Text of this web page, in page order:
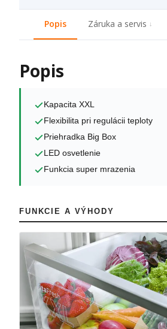
Popis Záruka a servis
Popis
Kapacita XXL
Flexibilita pri regulácii teploty
Priehradka Big Box
LED osvetlenie
Funkcia super mrazenia
FUNKCIE A VÝHODY